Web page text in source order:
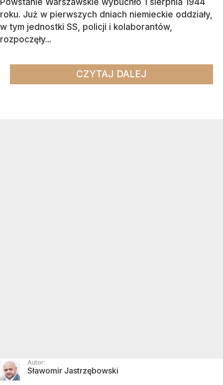
Powstanie Warszawskie wybuchło 1 sierpnia 1944
roku. Już w pierwszych dniach niemieckie oddziały,
w tym jednostki SS, policji i kolaborantów,
rozpoczęły...
CZYTAJ DALEJ
Autor:
Sławomir Jastrzębowski